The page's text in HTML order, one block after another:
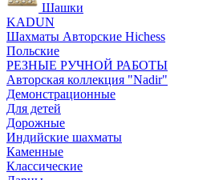
Шашки
KADUN
Шахматы Авторские Hichess
Польские
РЕЗНЫЕ РУЧНОЙ РАБОТЫ
Авторская коллекция "Nadir"
Демонстрационные
Для детей
Дорожные
Индийские шахматы
Каменные
Классические